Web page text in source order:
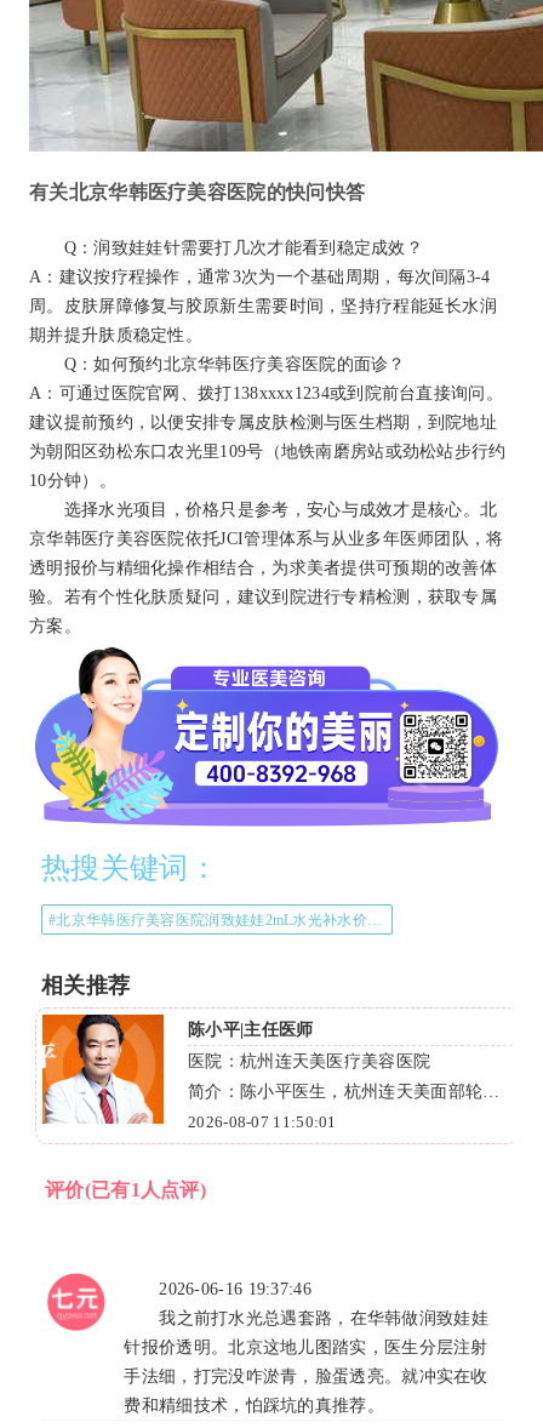
有关北京华韩医疗美容医院的快问快答
Q：润致娃娃针需要打几次才能看到稳定成效？
A：建议按疗程操作，通常3次为一个基础周期，每次间隔3-4
周。皮肤屏障修复与胶原新生需要时间，坚持疗程能延长水润
期并提升肤质稳定性。
Q：如何预约北京华韩医疗美容医院的面诊？
A：可通过医院官网、拨打138xxxx1234或到院前台直接询问。
建议提前预约，以便安排专属皮肤检测与医生档期，到院地址
为朝阳区劲松东口农光里109号（地铁南磨房站或劲松站步行约
10分钟）。
选择水光项目，价格只是参考，安心与成效才是核心。北
京华韩医疗美容医院依托JCI管理体系与从业多年医师团队，将
透明报价与精细化操作相结合，为求美者提供可预期的改善体
验。若有个性化肤质疑问，建议到院进行专精检测，获取专属
方案。
热搜关键词：
#北京华韩医疗美容医院润致娃娃2mL水光补水价格2026#
相关推荐
陈小平|主任医师
医院：杭州连天美医疗美容医院
简介：陈小平医生，杭州连天美面部轮廓
整形专家，从业近四十年，擅长颧骨下颌
2026-08-07 11:50:01
评价(已有1人点评)
2026-06-16 19:37:46
我之前打水光总遇套路，在华韩做润致娃娃
针报价透明。北京这地儿图踏实，医生分层注射
手法细，打完没咋淤青，脸蛋透亮。就冲实在收
费和精细技术，怕踩坑的真推荐。